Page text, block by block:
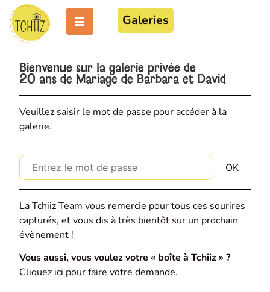
Galeries
Bienvenue sur la galerie privée de
20 ans de Mariage de Barbara et David
Veuillez saisir le mot de passe pour accéder à la
galerie.
La Tchiiz Team vous remercie pour tous ces sourires
capturés, et vous dis à très bientôt sur un prochain
évènement !
Vous aussi, vous voulez votre « boîte à Tchiiz » ?
Cliquez ici pour faire votre demande.